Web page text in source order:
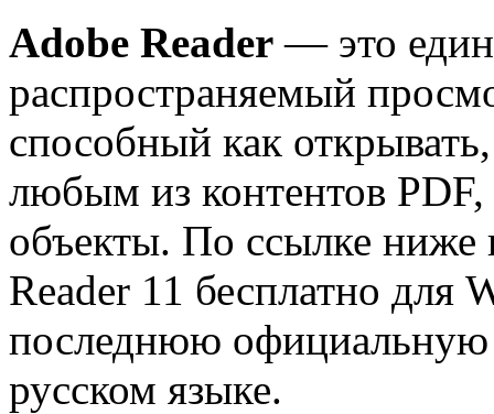
Adobe Reader — это
распространяемый
способный как
любым из контентов
объекты. По ссылке ниже
Reader 11 бесплатно для
последнюю
русском языке.